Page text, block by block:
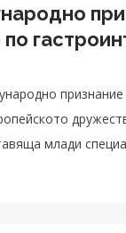
признание
млади